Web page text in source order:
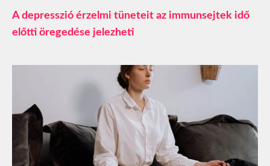
A depresszió érzelmi tüneteit az immunsejtek idő
előtti öregedése jelezheti